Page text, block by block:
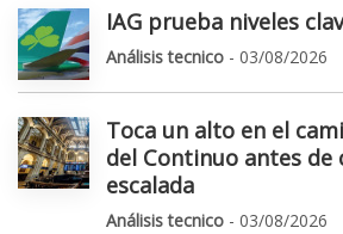
IAG prueba niveles
Análisis tecnico - 03/08/2026
Toca un alto en el
del Continuo antes de
escalada
Análisis tecnico - 03/08/2026